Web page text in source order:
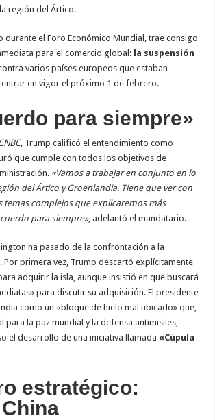
región del Ártico.
durante el Foro Económico Mundial, trae consigo
para el comercio global: la suspensión
varios países europeos que estaban
en vigor el próximo 1 de febrero.
para siempre»
, Trump calificó el entendimiento como
que cumple con todos los objetivos de
«Vamos a trabajar en conjunto en lo
del Ártico y Groenlandia. Tiene que ver con
temas complejos que explicaremos más
para siempre», adelantó el mandatario.
ha pasado de la confrontación a la
primera vez, Trump descartó explícitamente
adquirir la isla, aunque insistió en que buscará
para discutir su adquisición. El presidente
como un «bloque de hielo mal ubicado» que,
para la paz mundial y la defensa antimisiles,
el desarrollo de una iniciativa llamada «Cúpula
estratégico: